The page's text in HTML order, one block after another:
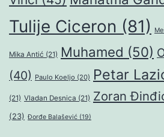
Tulije Ciceron (81)
Mika Antić (21) Muhamed (50)
(40) Paulo Koeljo (20) Petar
(21) Vladan Desnica (21) Zoran
(23) Đorđe Balašević (19)